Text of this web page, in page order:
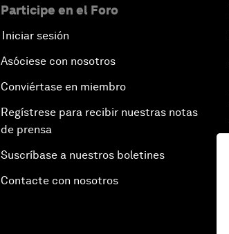
Participe en el Foro
Iniciar sesión
Asóciese con nosotros
Conviértase en miembro
Regístrese para recibir nuestras notas
de prensa
Suscríbase a nuestros boletines
Contacte con nosotros